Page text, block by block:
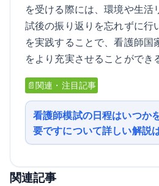
を受ける際には、環境や生活
試後の振り返りを忘れずに行
を実践することで、看護師国
をより充実させることができ
📄関連・注目記事
看護師模試の日程はいつか
要ですについて詳しい解説
関連記事